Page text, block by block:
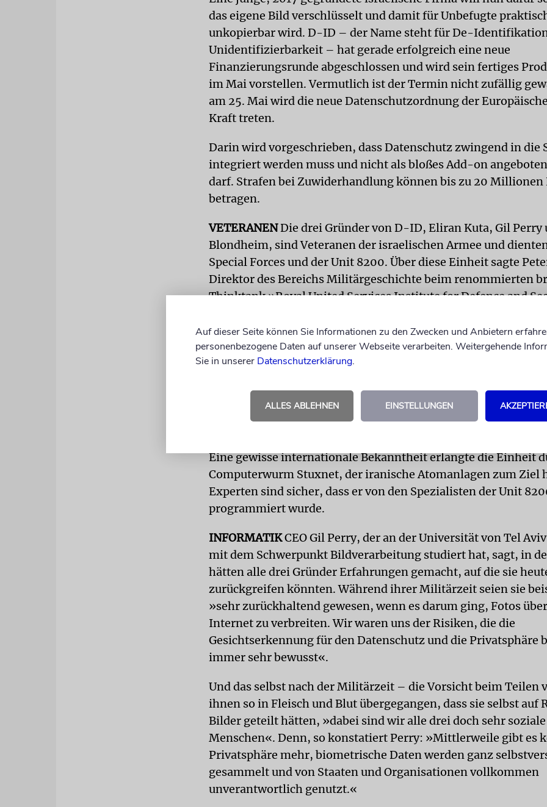
das eigene Bild verschlüsselt und damit für Unbefugte
unkopierbar wird. D-ID – der Name steht für De-
Unidentifizierbarkeit – hat gerade erfolgreich eine neue
Finanzierungsrunde abgeschlossen und wird sein fertiges
im Mai vorstellen. Vermutlich ist der Termin nicht zufällig
am 25. Mai wird die neue Datenschutzordnung der
Kraft treten.
Darin wird vorgeschrieben, dass Datenschutz zwingend in die
integriert werden muss und nicht als bloßes Add-on
darf. Strafen bei Zuwiderhandlung können bis zu 20 Millionen
betragen.
VETERANENDie drei Gründer von D-ID, Eliran Kuta, Gil Perry
Blondheim, sind Veteranen der israelischen Armee und
Special Forces und der Unit 8200. Über diese Einheit sagte
Direktor des Bereichs Militärgeschichte beim renommierten
Thinktank »Royal United Services Institute for Defence and
führende technische Geheimdienst der Welt.«
Der NSA stehe die Einheit 8200 (hebräisch: Yehida Shmoneh-
fokussiert auf das, was sie sehen«, und führten darüber hinaus
Operationen mit einer gewissen Hartnäckigkeit und
Eine gewisse internationale Bekanntheit erlangte die Einheit
Computerwurm Stuxnet, der iranische Atomanlagen zum Ziel
Experten sind sicher, dass er von den Spezialisten der Unit
programmiert wurde.
INFORMATIKCEO Gil Perry, der an der Universität von Tel
mit dem Schwerpunkt Bildverarbeitung studiert hat, sagt, in
hätten alle drei Gründer Erfahrungen gemacht, auf die sie
zurückgreifen könnten. Während ihrer Militärzeit seien sie
»sehr zurückhaltend gewesen, wenn es darum ging, Fotos
Internet zu verbreiten. Wir waren uns der Risiken, die die
Gesichtserkennung für den Datenschutz und die Privatsphäre
immer sehr bewusst«.
Und das selbst nach der Militärzeit – die Vorsicht beim Teilen
ihnen so in Fleisch und Blut übergegangen, dass sie selbst auf
Bilder geteilt hätten, »dabei sind wir alle drei doch sehr soziale
Menschen«. Denn, so konstatiert Perry: »Mittlerweile gibt es
Privatsphäre mehr, biometrische Daten werden ganz
gesammelt und von Staaten und Organisationen vollkommen
unverantwortlich genutzt.«
Auf dieser Seite können Sie Informationen zu den Zwecken und Anbietern
personenbezogene Daten auf unserer Webseite verarbeiten. Weitergehende
Sie in unserer Datenschutzerklärung.
ALLES ABLEHNEN EINSTELLUNGEN